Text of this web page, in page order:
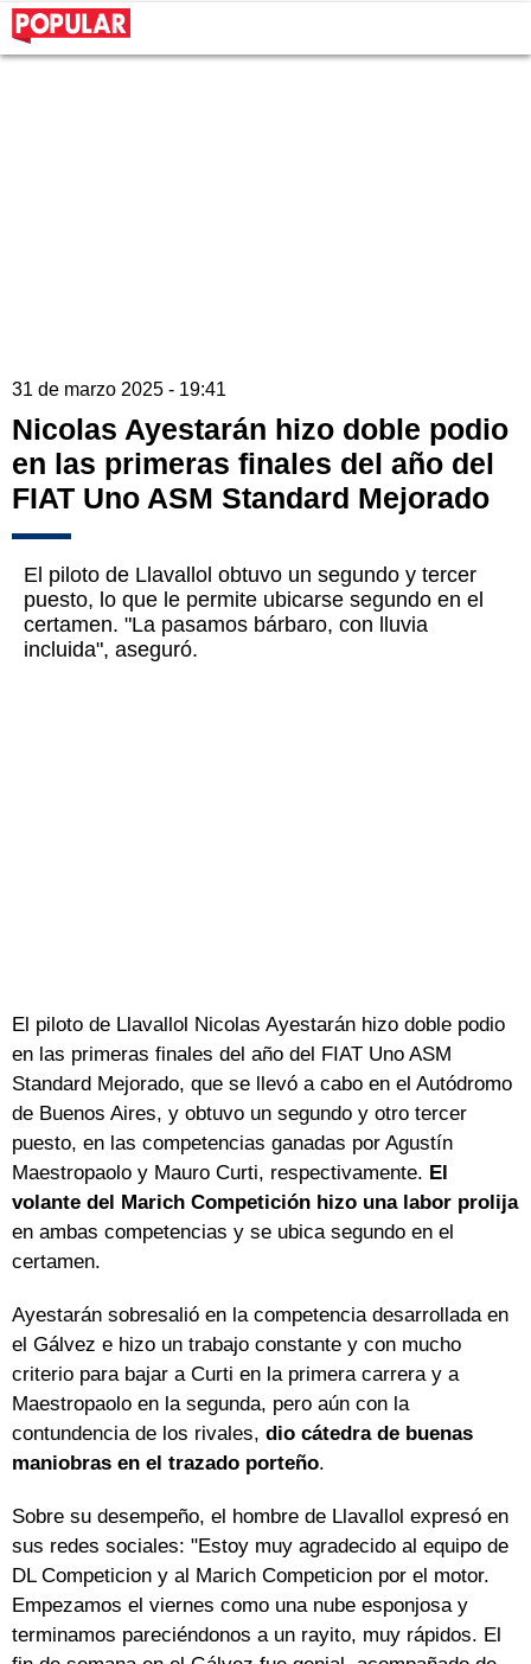
31 de marzo 2025 - 19:41
Nicolas Ayestarán hizo doble podio
en las primeras finales del año del
FIAT Uno ASM Standard Mejorado
El piloto de Llavallol obtuvo un segundo y tercer
puesto, lo que le permite ubicarse segundo en el
certamen. "La pasamos bárbaro, con lluvia
incluida", aseguró.
El piloto de Llavallol Nicolas Ayestarán hizo doble podio
en las primeras finales del año del FIAT Uno ASM
Standard Mejorado, que se llevó a cabo en el Autódromo
de Buenos Aires, y obtuvo un segundo y otro tercer
puesto, en las competencias ganadas por Agustín
Maestropaolo y Mauro Curti, respectivamente. El
volante del Marich Competición hizo una labor prolija
en ambas competencias y se ubica segundo en el
certamen.
Ayestarán sobresalió en la competencia desarrollada en
el Gálvez e hizo un trabajo constante y con mucho
criterio para bajar a Curti en la primera carrera y a
Maestropaolo en la segunda, pero aún con la
contundencia de los rivales, dio cátedra de buenas
maniobras en el trazado porteño.
Sobre su desempeño, el hombre de Llavallol expresó en
sus redes sociales: "Estoy muy agradecido al equipo de
DL Competicion y al Marich Competicion por el motor.
Empezamos el viernes como una nube esponjosa y
terminamos pareciéndonos a un rayito, muy rápidos. El